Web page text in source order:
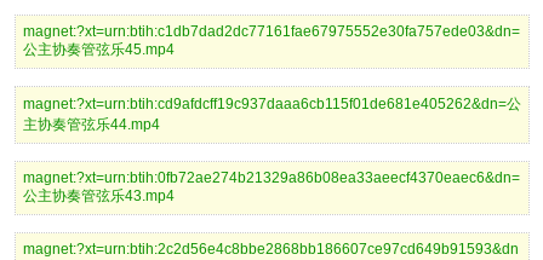
magnet:?xt=urn:btih:c1db7dad2dc77161fae67975552e30fa757ede03&dn=
公主协奏管弦乐45.mp4
magnet:?xt=urn:btih:cd9afdcff19c937daaa6cb115f01de681e405262&dn=公
主协奏管弦乐44.mp4
magnet:?xt=urn:btih:0fb72ae274b21329a86b08ea33aeecf4370eaec6&dn=
公主协奏管弦乐43.mp4
magnet:?xt=urn:btih:2c2d56e4c8bbe2868bb186607ce97cd649b91593&dn